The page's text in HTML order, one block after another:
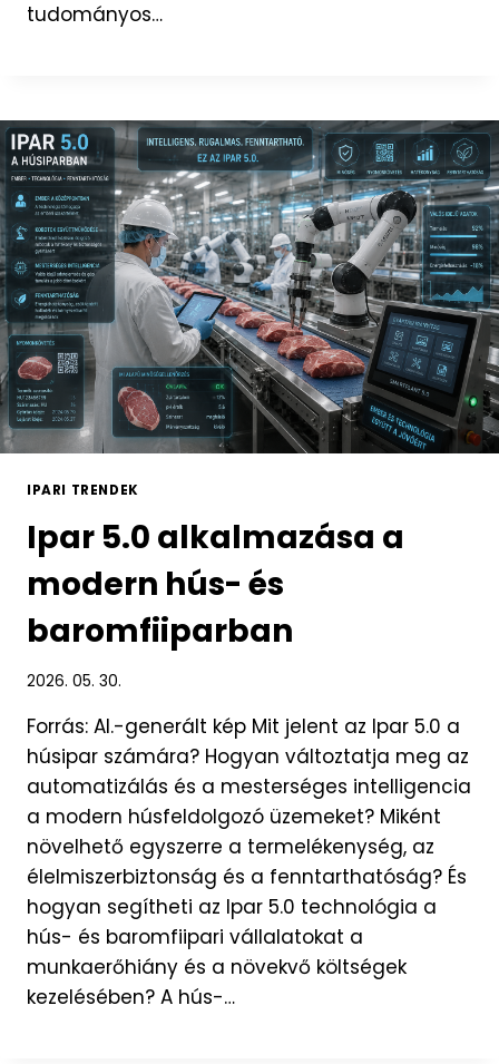
tudományos…
IPARI TRENDEK
Ipar 5.0 alkalmazása a
modern hús- és
baromfiiparban
2026. 05. 30.
Forrás: AI.-generált kép Mit jelent az Ipar 5.0 a
húsipar számára? Hogyan változtatja meg az
automatizálás és a mesterséges intelligencia
a modern húsfeldolgozó üzemeket? Miként
növelhető egyszerre a termelékenység, az
élelmiszerbiztonság és a fenntarthatóság? És
hogyan segítheti az Ipar 5.0 technológia a
hús- és baromfiipari vállalatokat a
munkaerőhiány és a növekvő költségek
kezelésében? A hús-…